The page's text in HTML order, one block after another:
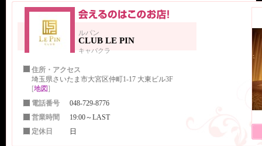
ルパン
CLUB LE PIN
キャバクラ
住所・アクセス
埼玉県さいたま市大宮区仲町1-17 大東ビル3F
[地図]
電話番号
048-729-8776
営業時間
19:00～LAST
定休日
日